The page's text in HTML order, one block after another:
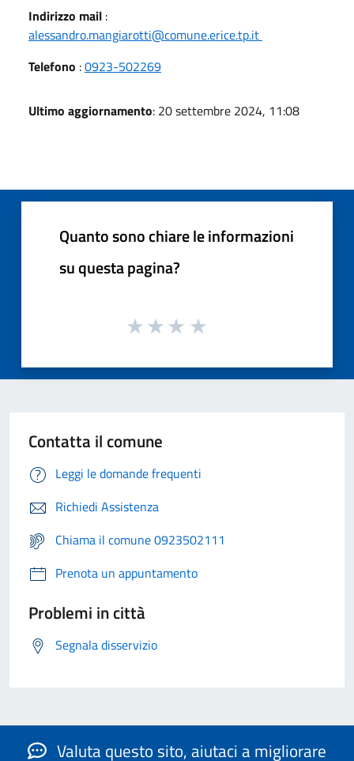
Indirizzo mail :
alessandro.mangiarotti@comune.erice.tp.it
Telefono :0923-502269
Ultimo aggiornamento: 20 settembre 2024, 11:08
Quanto sono chiare le informazioni
su questa pagina?
Contatta il comune
Leggi le domande frequenti
Richiedi Assistenza
Chiama il comune 0923502111
Prenota un appuntamento
Problemi in città
Segnala disservizio
Valuta questo sito, aiutaci a migliorare